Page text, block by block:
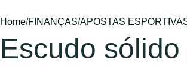
Home/FINANÇAS/APOSTAS
Escudo